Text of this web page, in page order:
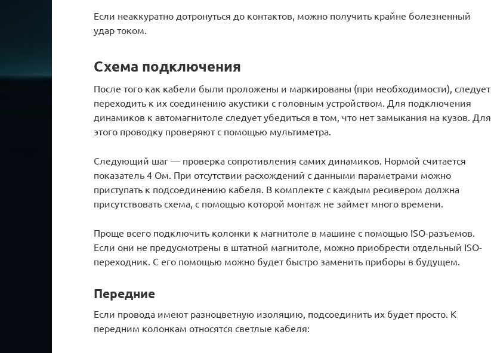
Если неаккуратно дотронуться до контактов, можно получить крайне болезненный
удар током.
Схема подключения
После того как кабели были проложены и маркированы (при необходимости), следует
переходить к их соединению акустики с головным устройством. Для подключения
динамиков к автомагнитоле следует убедиться в том, что нет замыкания на кузов. Для
этого проводку проверяют с помощью мультиметра.
Следующий шаг — проверка сопротивления самих динамиков. Нормой считается
показатель 4 Ом. При отсутствии расхождений с данными параметрами можно
приступать к подсоединению кабеля. В комплекте с каждым ресивером должна
присутствовать схема, с помощью которой монтаж не займет много времени.
Проще всего подключить колонки к магнитоле в машине с помощью ISO-разъемов.
Если они не предусмотрены в штатной магнитоле, можно приобрести отдельный ISO-
переходник. С его помощью можно будет быстро заменить приборы в будущем.
Передние
Если провода имеют разноцветную изоляцию, подсоединить их будет просто. К
передним колонкам относятся светлые кабеля: